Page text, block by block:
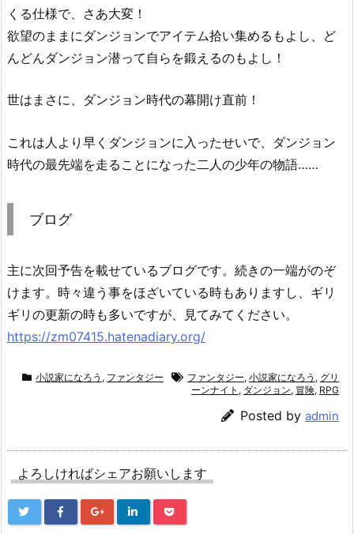
くる仕様で、さあ大変！
欲望のままにダンジョンでアイテム拾い集めるもよし、ど
んどんダンジョン潜って自らを鍛えるのもよし！
世はまさに、ダンジョン時代の幕開け直前！
これは人より早くダンジョンに入ったせいで、ダンジョン
時代の最先端を走ることになった二人の少年の物語……
ブログ
主に次回予告を載せているブログです。続きの一端がのぞ
けます。時々違う事をほざいている時もありますし、ギリ
ギリの更新の時も多いですが、見てみてください。
https://zm07415.hatenadiary.org/
小説家になろう , ファンタジー ファンタジー, 小説家になろう , グリ
ーンナイト , ダンジョン, 冒険, RPG
Posted by admin
よろしければシェアお願いします